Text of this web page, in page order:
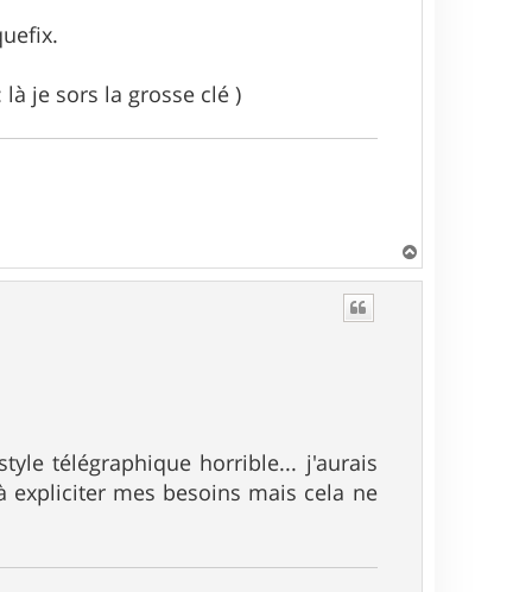
je sors la grosse clé )
a
télégraphique horrible... j'aurais
mes besoins mais cela ne